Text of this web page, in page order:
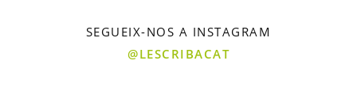
SEGUEIX-NOS A INSTAGRAM
@LESCRIBACAT